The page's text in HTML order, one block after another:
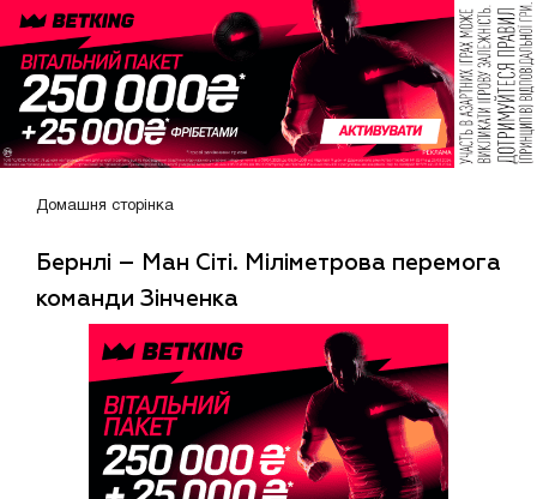
Домашня сторінка
Бернлі – Ман Сіті. Міліметрова перемога
команди Зінченка